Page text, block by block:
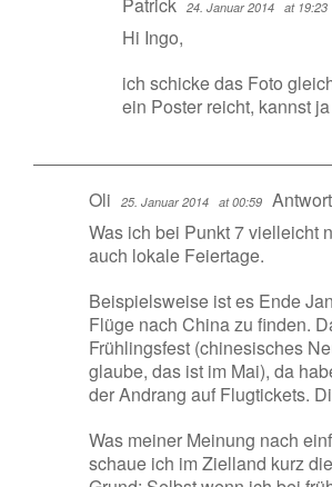
24. Januar 2014 at 19:23
Hi Ingo,
ich schicke das Foto
ein Poster reicht, kannst
Oli 25. Januar 2014 at 00:59
Was ich bei Punkt 7 vielleicht
auch lokale Feiertage.
Beispielsweise ist es Ende
Flüge nach China zu finden.
Frühlingsfest (chinesisches
glaube, das ist im Mai), da
der Andrang auf Flugtickets.
Was meiner Meinung nach
schaue ich im Zielland kurz